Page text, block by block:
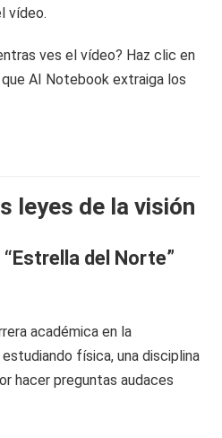
vídeo.
ves el vídeo? Haz clic en
AI Notebook extraiga los
leyes de la visión
del Norte”
académica en la
física, una disciplina
hacer preguntas audaces